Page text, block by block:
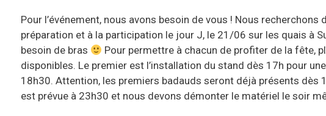
Pour l’événement, nous avons besoin de vous ! Nous recherchons
préparation et à la participation le jour J, le 21/06 sur les quais à
besoin de bras
Pour permettre à chacun de profiter de la fête,
disponibles. Le premier est l’installation du stand dès 17h pour
18h30. Attention, les premiers badauds seront déjà présents dès
est prévue à 23h30 et nous devons démonter le matériel le soir